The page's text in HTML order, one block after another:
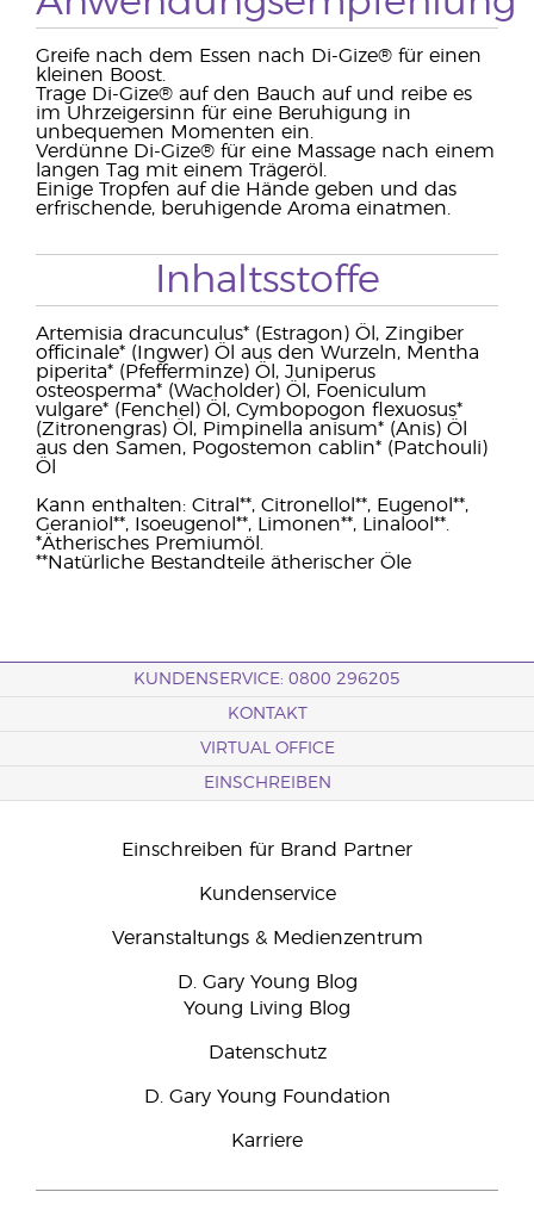
Greife nach dem Essen nach Di-Gize® für einen
kleinen Boost.
Trage Di-Gize® auf den Bauch auf und reibe es
im Uhrzeigersinn für eine Beruhigung in
unbequemen Momenten ein.
Verdünne Di-Gize® für eine Massage nach einem
langen Tag mit einem Trägeröl.
Einige Tropfen auf die Hände geben und das
erfrischende, beruhigende Aroma einatmen.
Inhaltsstoffe
Artemisia dracunculus* (Estragon) Öl, Zingiber
officinale* (Ingwer) Öl aus den Wurzeln, Mentha
piperita* (Pfefferminze) Öl, Juniperus
osteosperma* (Wacholder) Öl, Foeniculum
vulgare* (Fenchel) Öl, Cymbopogon flexuosus*
(Zitronengras) Öl, Pimpinella anisum* (Anis) Öl
aus den Samen, Pogostemon cablin* (Patchouli)
Öl
Kann enthalten: Citral**, Citronellol**, Eugenol**,
Geraniol**, Isoeugenol**, Limonen**, Linalool**.
*Ätherisches Premiumöl.
**Natürliche Bestandteile ätherischer Öle
KUNDENSERVICE: 0800 296205
KONTAKT
VIRTUAL OFFICE
EINSCHREIBEN
Einschreiben für Brand Partner
Kundenservice
Veranstaltungs & Medienzentrum
D. Gary Young Blog
Young Living Blog
Datenschutz
D. Gary Young Foundation
Karriere